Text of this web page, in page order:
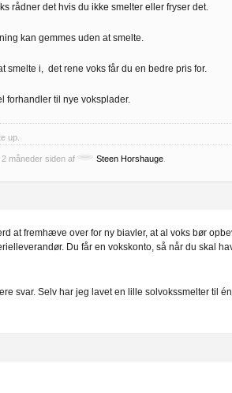
rådner det hvis du ikke smelter eller fryser det.
kan gemmes uden at smelte.
smelte i, det rene voks får du en bedre pris for.
forhandler til nye voksplader.
up.
måneder siden af Steen Horshauge
at fremhæve over for ny biavler, at al voks bør
Du får en vokskonto, så når du skal
svar. Selv har jeg lavet en lille solvokssmelter til én